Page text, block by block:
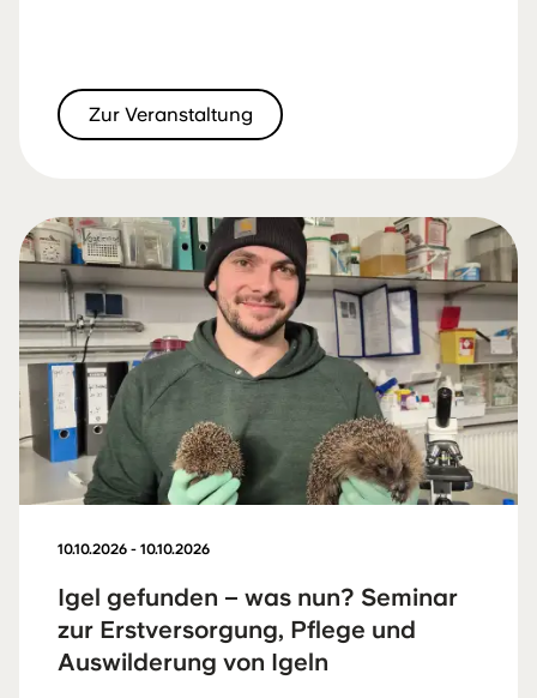
Zur Veranstaltung
10.10.2026 - 10.10.2026
Igel gefunden – was nun? Seminar
zur Erstversorgung, Pflege und
Auswilderung von Igeln